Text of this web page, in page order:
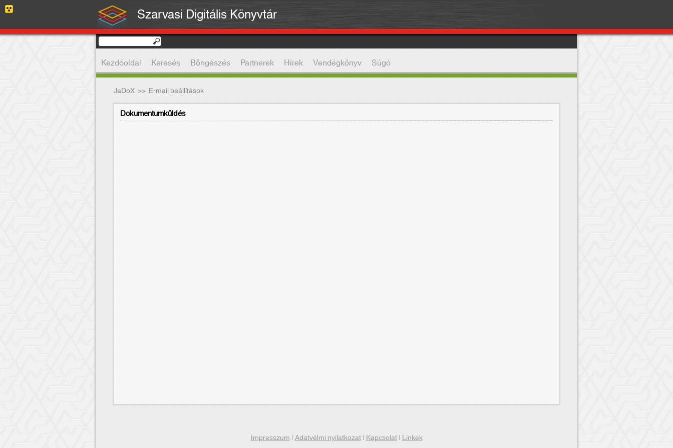
Szarvasi Digitális Könyvtár
Kezdőoldal Keresés Böngészés Partnerek Hírek Vendégkönyv Súgó
JaDoX >> E-mail beállítások
Dokumentumküldés
Impresszum|Adatvélmi nyilatkozat|Kapcsolat|Linkek